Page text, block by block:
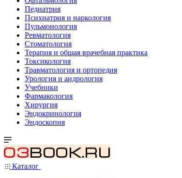
Педиатрия
Психиатрия и наркология
Пульмонология
Ревматология
Стоматология
Терапия и общая врачебная практика
Токсикология
Травматология и ортопедия
Урология и андрология
Учебники
Фармакология
Хирургия
Эндокринология
Эндоскопия
Каталог